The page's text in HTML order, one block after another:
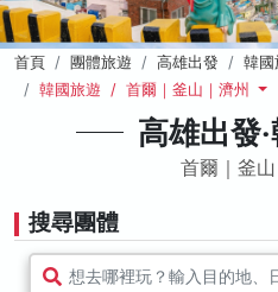
首頁 團體旅遊 高雄出發
韓國
韓國旅遊 / 首爾｜釜山｜濟州
高雄出發
首爾｜釜
搜尋團體
想去哪裡玩？輸入目的地、